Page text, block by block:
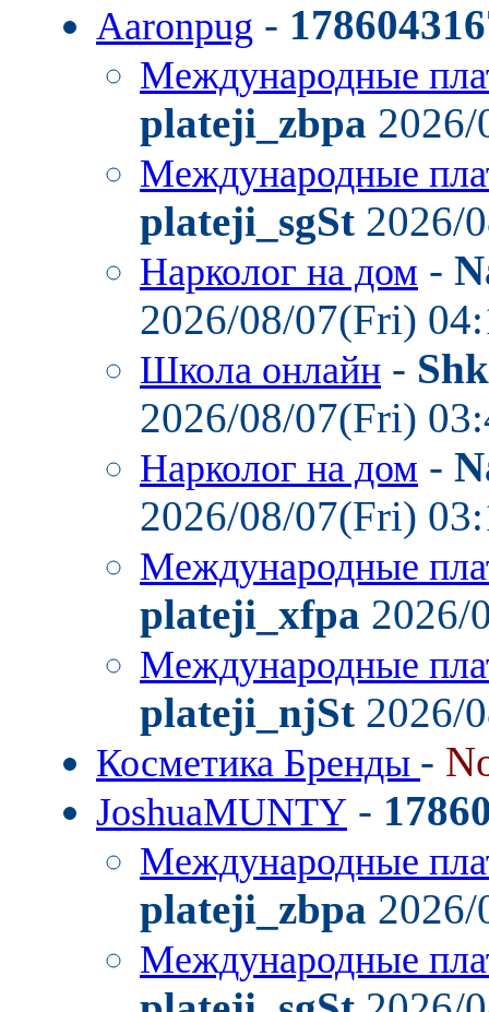
Aaronpug -
Международные
plateji_zbpa
Международные
plateji_sgSt 2026/
Нарколог на дом -
2026/08/07(Fri)
Школа онлайн -
2026/08/07(Fri)
Нарколог на дом -
2026/08/07(Fri)
Международные
plateji_xfpa 2026/
Международные
plateji_njSt 2026/
Косметика Бренды -
JoshuaMUNTY -
Международные
plateji_zbpa
Международные